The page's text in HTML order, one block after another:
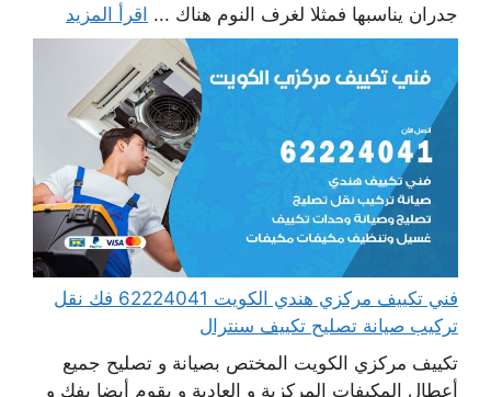
جدران يناسبها فمثلا لغرف النوم هناك ... اقرأ المزيد
فني تكييف مركزي هندي الكويت 62224041 فك نقل
تركيب صيانة تصليح تكييف سنترال
تكييف مركزي الكويت المختص بصيانة و تصليح جميع
أعطال المكيفات المركزية و العادية و يقوم أيضا بفك و